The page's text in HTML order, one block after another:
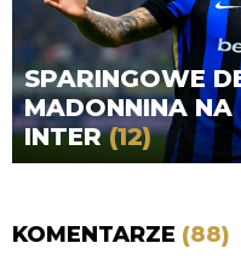
SPARINGOWE
MADONNINA NA
INTER(12)
KOMENTARZE (88)